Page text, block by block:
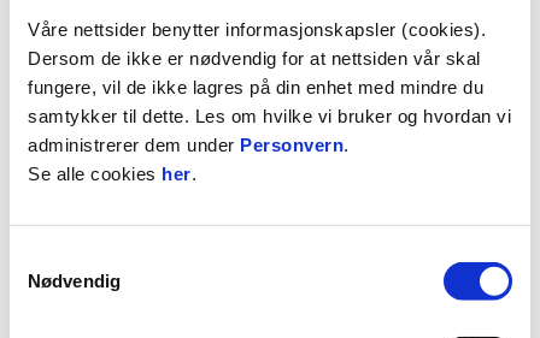
Våre nettsider benytter informasjonskapsler (cookies).
Dersom de ikke er nødvendig for at nettsiden vår skal
fungere, vil de ikke lagres på din enhet med mindre du
samtykker til dette. Les om hvilke vi bruker og hvordan vi
administrerer dem under Personvern.
Se alle cookies her.
Nødvendig
03:12
27.6.2026 | 00:03:12
Stabæk - Bryne -